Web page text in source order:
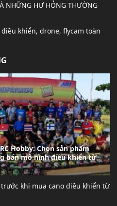
NHỮNG HƯ HỎNG THƯỜNG
khiển, drone, flycam toàn
Hobby: Chọn sản phẩm
bán mô hình điều khiển từ
trước khi mua cano điều khiển từ